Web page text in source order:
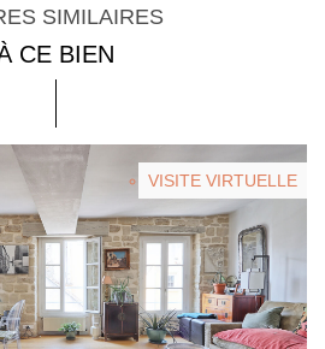
SIMILAIRES
CE BIEN
VISITE VIRTUELLE